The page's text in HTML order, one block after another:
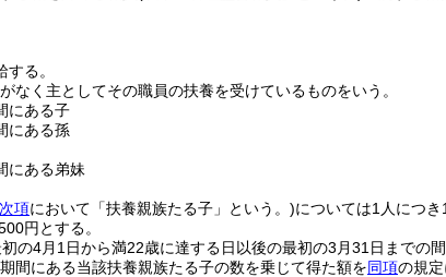
る。
なく主としてその職員の扶養を受けているものをいう。
にある子
にある孫
にある弟妹
次項において「扶養親族たる子」という。)については1人につき
円とする。
の4月1日から満22歳に達する日以後の最初の3月31日までの
間にある当該扶養親族たる子の数を乗じて得た額を同項の規定